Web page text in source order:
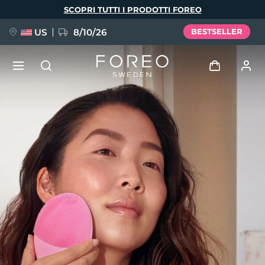
SCOPRI TUTTI I PRODOTTI FOREO
US 8/10/26 BESTSELLER
I miei dispositivi
I miei ordini
I miei indirizzi
I miei abbonamenti
NUOVO
FAQ™ Pure Beauty-Tech Elixir
BREAKING NEWS
issa™ Teeth Whitening Set
Lingua
English Deutsch
Español
Français
Italiano
Português
Polski
Svenska
Русский
Türkçe
简体中文 繁體中文